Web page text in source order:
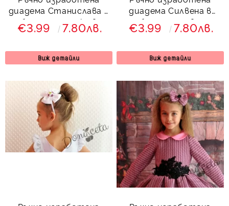
диадема Станислава в
бяло с панделка в
лилаво
€3.99 7.80лв.
Виж детайли
диадема Силвена в
бяло и лилаво
€3.99 7.80лв.
Виж детайли